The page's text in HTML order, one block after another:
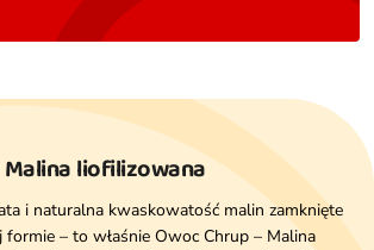
liofilizowana
i naturalna kwaskowatość malin zamknięte
formie – to właśnie Owoc Chrup – Malina